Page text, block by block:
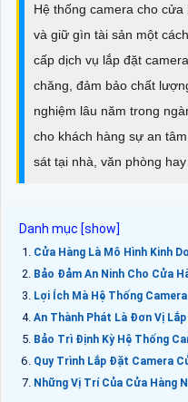
Hệ thống camera cho
và giữ gìn tài sản một
cấp dịch vụ lắp đặt
chăng, đảm bảo chất
nghiệm lâu năm trong
cho khách hàng sự an
sát tại nhà, văn phòng
Cửa Hàng Là Mô Hình Kinh
Bảo Đảm An Ninh Cho Cửa
Lợi Ích Mà Hệ Thống
An Thành Phát Là Đơn Vị
Bảo Trì Định Kỳ Hệ Thống
Quy Trình Lắp Đặt Camera
Những Vị Trí Của Cửa Hàng